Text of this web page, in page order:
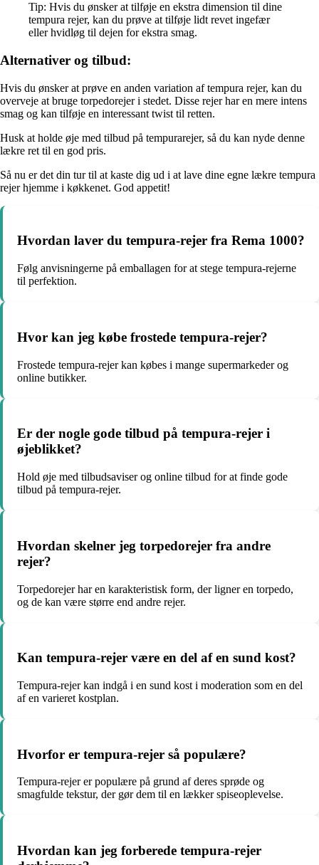
Tip: Hvis du ønsker at tilføje en ekstra dimension til dine
tempura rejer, kan du prøve at tilføje lidt revet ingefær
eller hvidløg til dejen for ekstra smag.
Alternativer og tilbud:
Hvis du ønsker at prøve en anden variation af tempura rejer, kan du
overveje at bruge torpedorejer i stedet. Disse rejer har en mere intens
smag og kan tilføje en interessant twist til retten.
Husk at holde øje med tilbud på tempurarejer, så du kan nyde denne
lækre ret til en god pris.
Så nu er det din tur til at kaste dig ud i at lave dine egne lækre tempura
rejer hjemme i køkkenet. God appetit!
Hvordan laver du tempura-rejer fra Rema 1000?
Følg anvisningerne på emballagen for at stege tempura-rejerne
til perfektion.
Hvor kan jeg købe frostede tempura-rejer?
Frostede tempura-rejer kan købes i mange supermarkeder og
online butikker.
Er der nogle gode tilbud på tempura-rejer i
øjeblikket?
Hold øje med tilbudsaviser og online tilbud for at finde gode
tilbud på tempura-rejer.
Hvordan skelner jeg torpedorejer fra andre
rejer?
Torpedorejer har en karakteristisk form, der ligner en torpedo,
og de kan være større end andre rejer.
Kan tempura-rejer være en del af en sund kost?
Tempura-rejer kan indgå i en sund kost i moderation som en del
af en varieret kostplan.
Hvorfor er tempura-rejer så populære?
Tempura-rejer er populære på grund af deres sprøde og
smagfulde tekstur, der gør dem til en lækker spiseoplevelse.
Hvordan kan jeg forberede tempura-rejer